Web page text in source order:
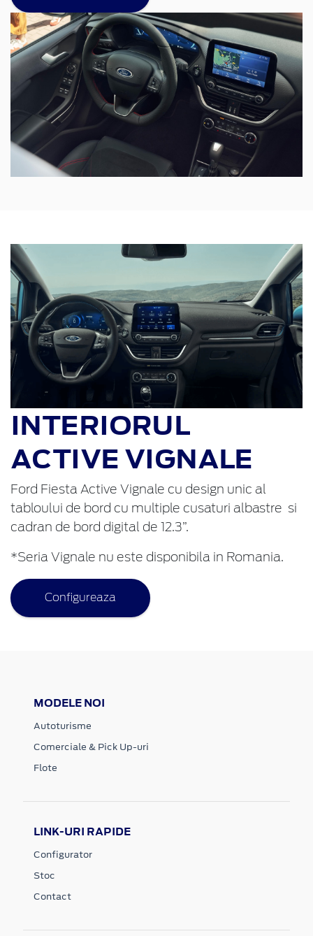
INTERIORUL
ACTIVE VIGNALE
Ford Fiesta Active Vignale cu design unic al
tabloului de bord cu multiple cusaturi albastre si
cadran de bord digital de 12.3”.
*Seria Vignale nu este disponibila in Romania.
Configureaza
MODELE NOI
Autoturisme
Comerciale & Pick Up-uri
Flote
LINK-URI RAPIDE
Configurator
Stoc
Contact